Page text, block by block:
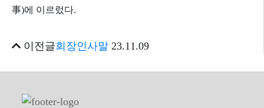
事)에 이르렀다.
이전글회장인사말 23.11.09